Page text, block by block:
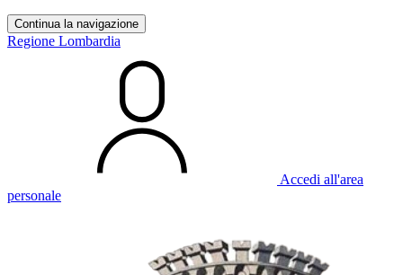
Continua la navigazione
Regione Lombardia
Accedi all'area
personale